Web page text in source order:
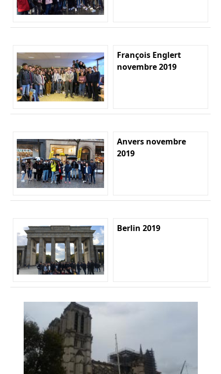
François Englert
novembre 2019
Anvers novembre
2019
Berlin 2019